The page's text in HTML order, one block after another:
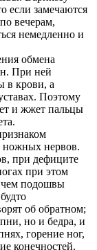
если замечаются
вечерам,
немедленно и
обмена
При ней
в крови, а
Поэтому
и жжет пальцы
ножных нервов.
при дефиците
при этом
чем подошвы
об обратном;
но и бедра, и
горение ног,
конечностей.